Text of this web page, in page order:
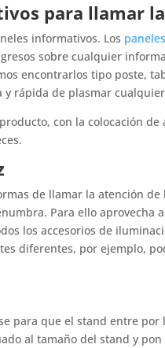
para llamar
informativos. Los
sobre cualquier
encontrarlos tipo poste,
y rápida de plasmar
con la colocación
de llamar la atención
Para ello aprovecha
los accesorios de
diferentes, por ejemplo,
para que el stand entre
al tamaño del stand y